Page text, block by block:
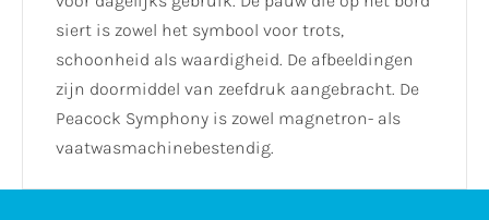
siert is zowel het symbool voor trots,
schoonheid als waardigheid. De afbeeldingen
zijn doormiddel van zeefdruk aangebracht. De
Peacock Symphony is zowel magnetron- als
vaatwasmachinebestendig.